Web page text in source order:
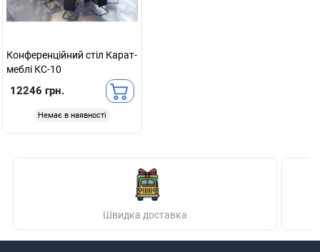
Конференційний стіл Карат-
меблі КС-10
12246 грн.
Немає в наявності
Швидка доставка